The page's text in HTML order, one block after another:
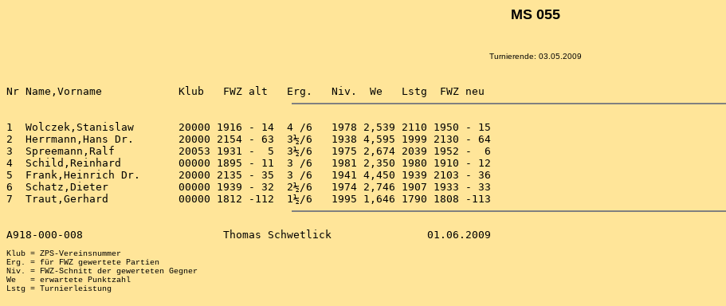
MS 055
Turnierende: 03.05.2009
1  Wolczek,Stanislaw       20000 1916 - 14  4 /6   1978 2,539 2110 1950 - 15
2  Herrmann,Hans Dr.       20000 2154 - 63  3½/6   1938 4,595 1999 2130 - 64
3  Spreemann,Ralf          20053 1931 -  5  3½/6   1975 2,674 2039 1952 -  6
4  Schild,Reinhard         00000 1895 - 11  3 /6   1981 2,350 1980 1910 - 12
5  Frank,Heinrich Dr.      20000 2135 - 35  3 /6   1941 4,450 1939 2103 - 36
6  Schatz,Dieter           00000 1939 - 32  2½/6   1974 2,746 1907 1933 - 33
Klub = ZPS-Vereinsnummer
Erg. = für FWZ gewertete Partien
Niv. = FWZ-Schnitt der gewerteten Gegner
We   = erwartete Punktzahl